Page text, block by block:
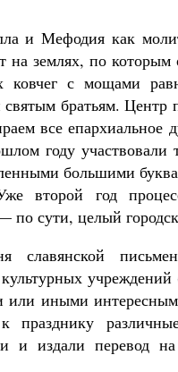
и Мефодия как
на землях, по
с мощами
братьям.
все епархиальное
году
большими
второй год
по сути, целый
славянской
учреждений
иными
и издали перевод